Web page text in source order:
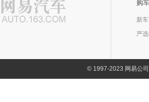
购车
新
严
©1997-2023 网易公